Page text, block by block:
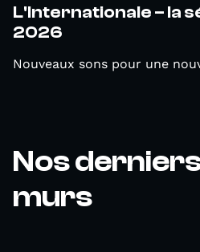
L'Internationale – la
2026
Nouveaux sons pour une
Nos
murs